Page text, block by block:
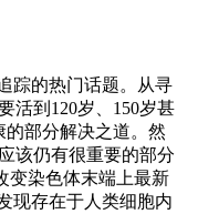
踪的热门话题。从寻
活到120岁、150岁甚
部分解决之道。然
该仍有很重要的部分
变染色体末端上最新
现存在于人类细胞内